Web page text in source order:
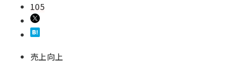
105
売上向上